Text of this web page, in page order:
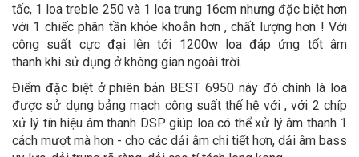
tấc, 1 loa treble 250 và 1 loa trung 16cm nhưng đặc biệt hơn
với 1 chiếc phân tần khỏe khoắn hơn , chất lượng hơn ! Với
công suất cực đại lên tới 1200w loa đáp ứng tốt âm
thanh khi sử dụng ở không gian ngoài trời.
Điểm đặc biệt ở phiên bản BEST 6950 này đó chính là loa
được sử dụng bảng mạch công suất thế hệ với , với 2 chíp
xử lý tín hiệu âm thanh DSP giúp loa có thể xử lý âm thanh 1
cách mượt mà hơn - cho các dải âm chi tiết hơn, dải âm bass